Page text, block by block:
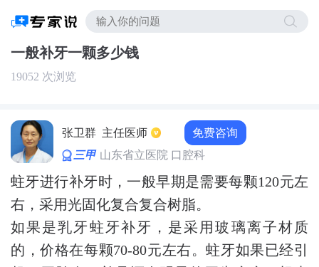
一般补牙一颗多少钱
19052 次浏览
张卫群 主任医师 免费咨询
三甲 山东省立医院 口腔科
蛀牙进行补牙时，一般早期是需要每颗120元左
右，采用光固化复合复合树脂。
如果是乳牙蛀牙补牙，是采用玻璃离子材质
的，价格在每颗70-80元左右。蛀牙如果已经引